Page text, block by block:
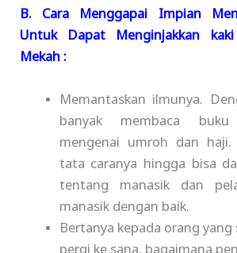
B. Cara Menggapai Impian
Untuk Dapat Menginjakkan
Mekah :
Memantaskan ilmunya.
banyak membaca
mengenai umroh dan haji.
tata caranya hingga bisa
tentang manasik dan
manasik dengan baik.
Bertanya kepada orang